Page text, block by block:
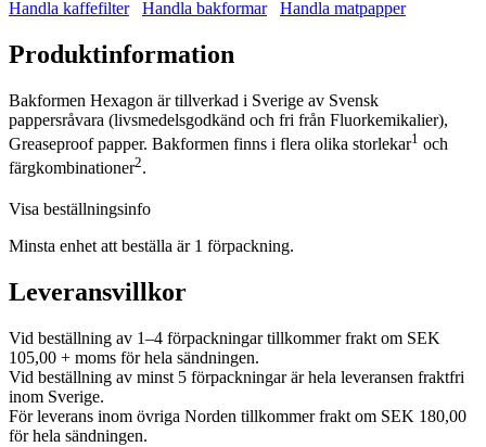
Handla kaffefilter Handla bakformar Handla matpapper
Produktinformation
Bakformen Hexagon är tillverkad i Sverige av Svensk
pappersråvara (livsmedelsgodkänd och fri från Fluorkemikalier),
Greaseproof papper. Bakformen finns i flera olika storlekar1 och
färgkombinationer2.
Visa beställningsinfo
Minsta enhet att beställa är 1 förpackning.
Leveransvillkor
Vid beställning av 1–4 förpackningar tillkommer frakt om SEK
105,00 + moms för hela sändningen.
Vid beställning av minst 5 förpackningar är hela leveransen fraktfri
inom Sverige.
För leverans inom övriga Norden tillkommer frakt om SEK 180,00
för hela sändningen.